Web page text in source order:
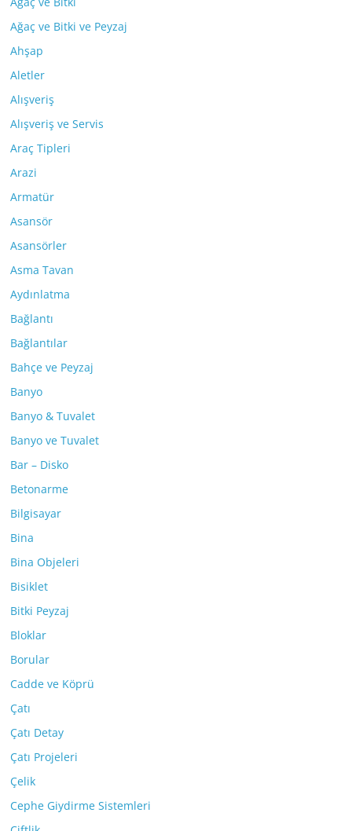
Ağaç ve Bitki ve Peyzaj
Ahşap
Aletler
Alışveriş
Alışveriş ve Servis
Araç Tipleri
Arazi
Armatür
Asansör
Asansörler
Asma Tavan
Aydınlatma
Bağlantı
Bağlantılar
Bahçe ve Peyzaj
Banyo
Banyo & Tuvalet
Banyo ve Tuvalet
Bar – Disko
Betonarme
Bilgisayar
Bina
Bina Objeleri
Bisiklet
Bitki Peyzaj
Bloklar
Borular
Cadde ve Köprü
Çatı
Çatı Detay
Çatı Projeleri
Çelik
Cephe Giydirme Sistemleri